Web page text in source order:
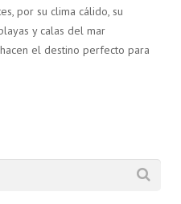
por su clima cálido, su
y calas del mar
el destino perfecto para